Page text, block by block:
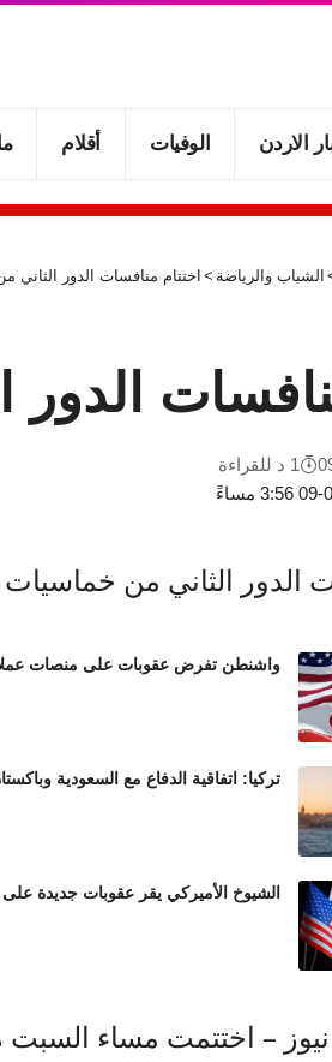
الاردن الوفيات أقلام
الشباب والرياضة > اختتام منافسات الدور
1 د للقراءة
واشنطن تفرض عقوبات على منصات
تركيا: اتفاقية الدفاع مع السعودية
الشيوخ الأميركي يقر عقوبات جديدة
– اختتمت مساء السبت